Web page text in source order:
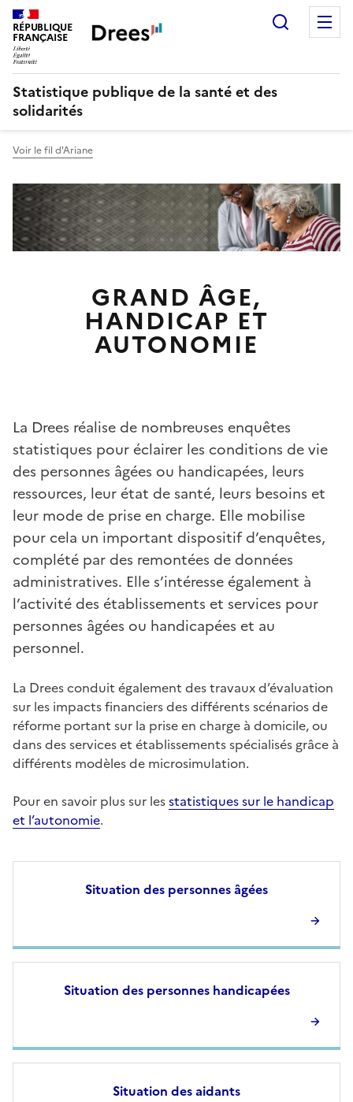
RÉPUBLIQUE
FRANÇAISE
Statistique publique de la santé et des
solidarités
Voir le fil d'Ariane
GRAND ÂGE,
HANDICAP ET
AUTONOMIE
La Drees réalise de nombreuses enquêtes
statistiques pour éclairer les conditions de vie
des personnes âgées ou handicapées, leurs
ressources, leur état de santé, leurs besoins et
leur mode de prise en charge. Elle mobilise
pour cela un important dispositif d’enquêtes,
complété par des remontées de données
administratives. Elle s’intéresse également à
l’activité des établissements et services pour
personnes âgées ou handicapées et au
personnel.
La Drees conduit également des travaux d’évaluation
sur les impacts financiers des différents scénarios de
réforme portant sur la prise en charge à domicile, ou
dans des services et établissements spécialisés grâce à
différents modèles de microsimulation.
Pour en savoir plus sur lesstatistiques sur le handicap
et l’autonomie.
Situation des personnes âgées
Situation des personnes handicapées
Situation des aidants